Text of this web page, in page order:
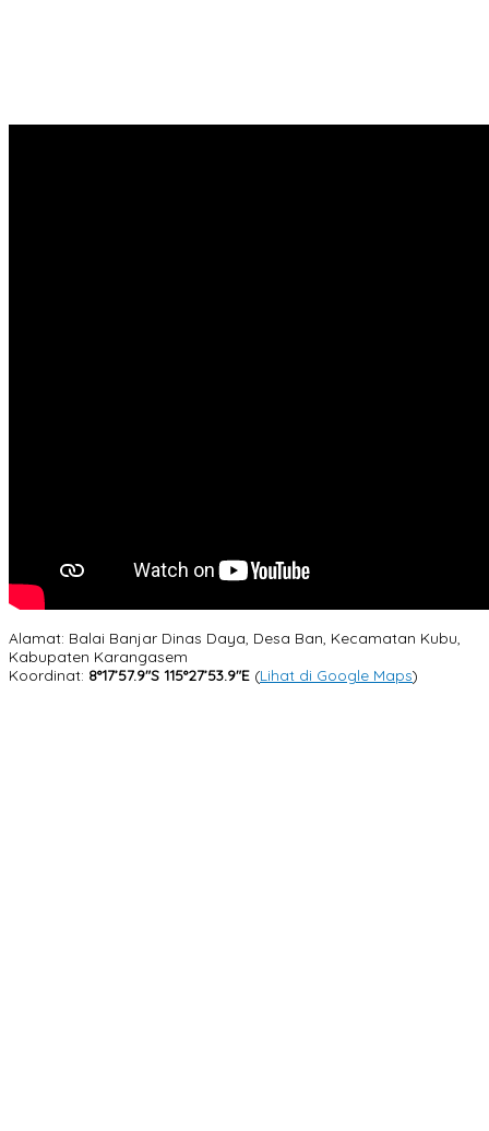
Alamat: Balai Banjar Dinas Daya, Desa Ban, Kecamatan Kubu,
Kabupaten Karangasem
Koordinat: 8°17’57.9″S 115°27’53.9″E (Lihat di Google Maps)